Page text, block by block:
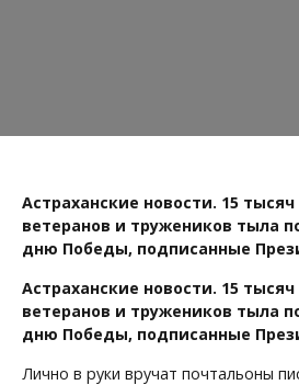
Астраханские новости. 15
ветеранов и тружеников тыла
дню Победы, подписанные
Астраханские новости. 15
ветеранов и тружеников тыла
дню Победы, подписанные
Лично в руки вручат почтальоны